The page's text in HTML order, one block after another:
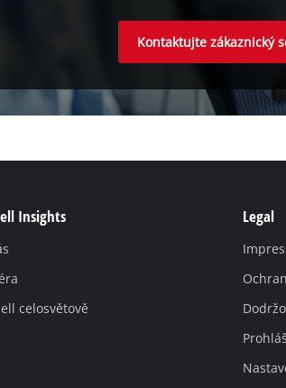
Kontaktujte zákaznický
Insights
celosvětově
Legal